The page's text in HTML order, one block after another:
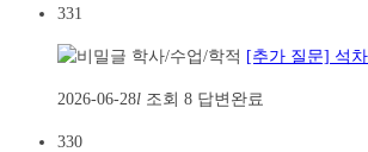
331
학사/수업/학적 [추가 질문] 석
2026-06-28l 조회 8 답변완료
330